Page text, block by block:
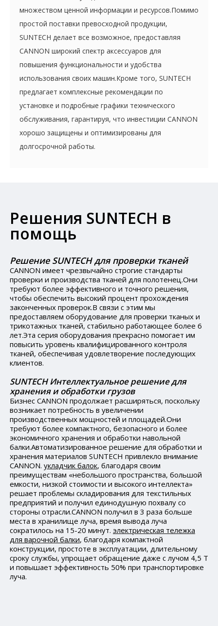
множеством ценной информации и ресурсов.Помимо
простой поставки превосходной продукции,
SUNTECH делает все возможное, предоставляя
CANNON широкий спектр аксессуаров для
повышения функциональности и удобства
использования своих машин.Кроме того, SUNTECH
предлагает комплексные рекомендации по
установке и подробные графики технического
обслуживания, гарантируя, что инвестиции CANNON
хорошо защищены и оптимизированы для
долгосрочной работы.
Решения SUNTECH в
помощь
Решение SUNTECH для проверки тканей
CANNON имеет чрезвычайно строгие стандарты
проверки и производства тканей для полотенец.Они
требуют более эффективного и точного решения,
чтобы обеспечить высокий процент прохождения
законченных проверок.В связи с этим мы
предоставляем оборудование для проверки тканых и
трикотажных тканей, стабильно работающее более 6
лет.Эта серия оборудования прекрасно помогает им
повысить уровень квалифицированного контроля
тканей, обеспечивая удовлетворение последующих
клиентов.
SUNTECH Интеллектуальное решение для
хранения и обработки грузов
Бизнес CANNON продолжает расширяться, поскольку
возникает потребность в увеличении
производственных мощностей и площадей.Они
требуют более компактного, безопасного и более
экономичного хранения и обработки навольной
балки.Автоматизированное решение для обработки и
хранения материалов SUNTECH привлекло внимание
CANNON. укладчик балок, благодаря своим
преимуществам «небольшого пространства, большой
емкости, низкой стоимости и высокого интеллекта»
решает проблемы складирования для текстильных
предприятий и получил единодушную похвалу со
стороны отрасли.CANNON получил в 3 раза больше
места в хранилище луча, время вывода луча
сократилось на 15-20 минут. электрическая тележка
для варочной балки, благодаря компактной
конструкции, простоте в эксплуатации, длительному
сроку службы, упрощает обращение даже с лучом 4,5 Т
и повышает эффективность 50% при транспортировке
луча.